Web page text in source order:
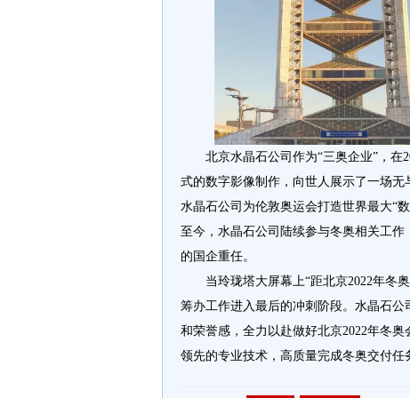
北京水晶石公司作为“三奥企业”，
式的数字影像制作，向世人展示了一场无
水晶石公司为伦敦奥运会打造世界最大“
至今，水晶石公司陆续参与冬奥相关工
的国企重任。
当玲珑塔大屏幕上“距北京2022年冬
筹办工作进入最后的冲刺阶段。水晶石
和荣誉感，全力以赴做好北京2022年冬
领先的专业技术，高质量完成冬奥交付任